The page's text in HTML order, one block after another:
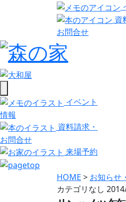
資
お問合せ
イベント
情報
資料請求・
お問合せ
来場予約
HOME > お知らせ
カテゴリなし